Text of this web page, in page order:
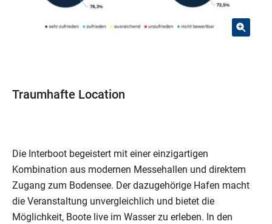
Traumhafte Location
Die Interboot begeistert mit einer einzigartigen
Kombination aus modernen Messehallen und direktem
Zugang zum Bodensee. Der dazugehörige Hafen macht
die Veranstaltung unvergleichlich und bietet die
Möglichkeit, Boote live im Wasser zu erleben. In den